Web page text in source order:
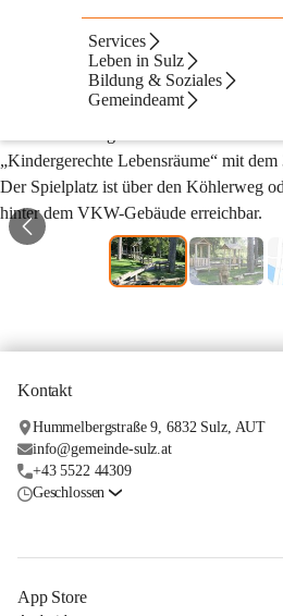
Services
Leben in Sulz
Bildung & Soziales
Gemeindeamt
Köhlerweg
Der im Jahr 2009 errichtete
„Kindergerechte Lebensräume“ mit dem
Der Spielplatz ist über den Köhlerweg
hinter dem VKW-Gebäude erreichbar.
Kontakt
Hummelbergstraße 9, 6832 Sulz, AUT
info@gemeinde-sulz.at
+43 5522 44309
Geschlossen
App Store